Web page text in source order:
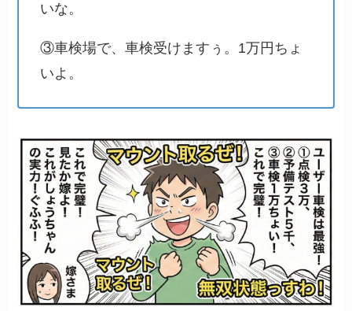
いな。
③車検場で、車検受けますぅ。1万円ちょ
いよ。